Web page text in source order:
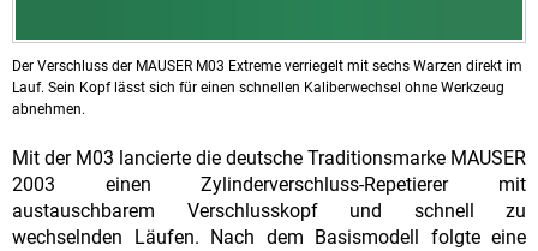
Der Verschluss der MAUSER M03 Extreme verriegelt mit sechs Warzen direkt im
Lauf. Sein Kopf lässt sich für einen schnellen Kaliberwechsel ohne Werkzeug
abnehmen.
Mit der M03 lancierte die deutsche Traditionsmarke MAUSER
2003 einen Zylinderverschluss-Repetierer mit
austauschbarem Verschlusskopf und schnell zu
wechselnden Läufen. Nach dem Basismodell folgte eine